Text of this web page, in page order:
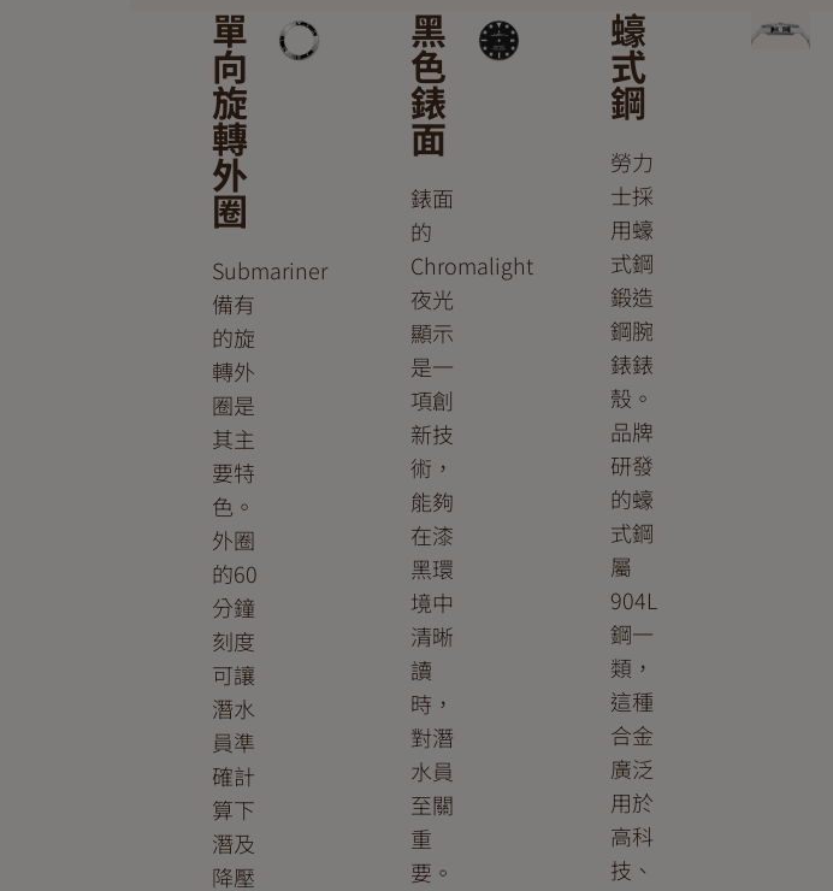
單
向
旋
轉
外
圈
Submariner
備有
的旋
轉外
圈是
其主
要特
色。
外圈
的60
分鐘
刻度
可讓
潛水
員準
確計
算下
潛及
降壓
黑
色
錶
面
錶面
的
Chromalight
夜光
顯示
是一
項創
新技
術，
能夠
在漆
黑環
境中
清晰
讀
時，
對潛
水員
至關
重
要。
蠔
式
鋼
勞力
士採
用蠔
式鋼
鍛造
鋼腕
錶錶
殼。
品牌
研發
的蠔
式鋼
屬
904L
鋼一
類，
這種
合金
廣泛
用於
高科
技、